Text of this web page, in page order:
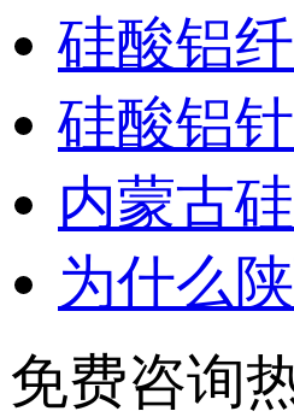
硅酸铝
硅酸铝
内蒙古
为什么
免费咨询